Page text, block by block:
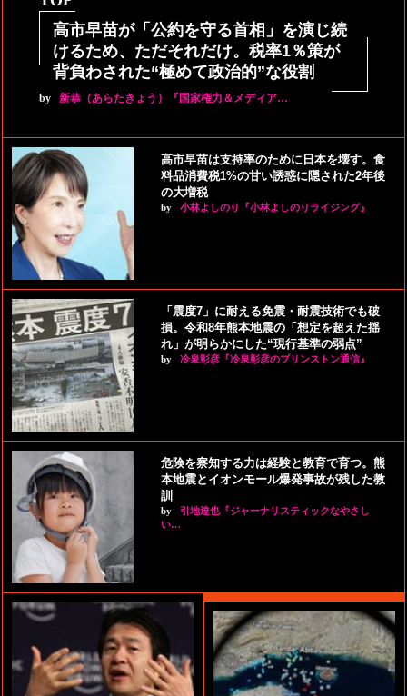
高市早苗が「公約を守る首相」を演じ続
けるため、ただそれだけ。税率1％策が
背負わされた“極めて政治的”な役割
by 新恭（あらたきょう）『国家権力＆メディア…
高市早苗は支持率のために日本を壊す。食
料品消費税1%の甘い誘惑に隠された2年後
の大増税
by 小林よしのり『小林よしのりライジング』
「震度7」に耐える免震・耐震技術でも破
損。令和8年熊本地震の「想定を超えた揺
れ」が明らかにした“現行基準の弱点”
by 冷泉彰彦『冷泉彰彦のプリンストン通信』
危険を察知する力は経験と教育で育つ。熊
本地震とイオンモール爆発事故が残した教
訓
by
引地達也『ジャーナリスティックなやさし
い…